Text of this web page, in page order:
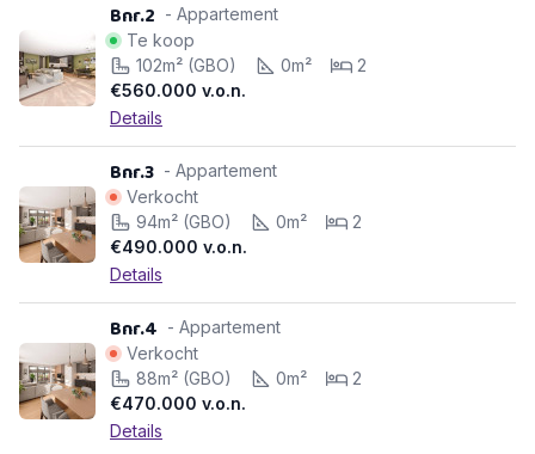
Bnr.2 - Appartement
Te koop
102m² (GBO)
0m²
2
€560.000 v.o.n.
Details
Bnr.3 - Appartement
Verkocht
94m² (GBO)
0m²
2
€490.000 v.o.n.
Details
Bnr.4 - Appartement
Verkocht
88m² (GBO)
0m²
2
€470.000 v.o.n.
Details